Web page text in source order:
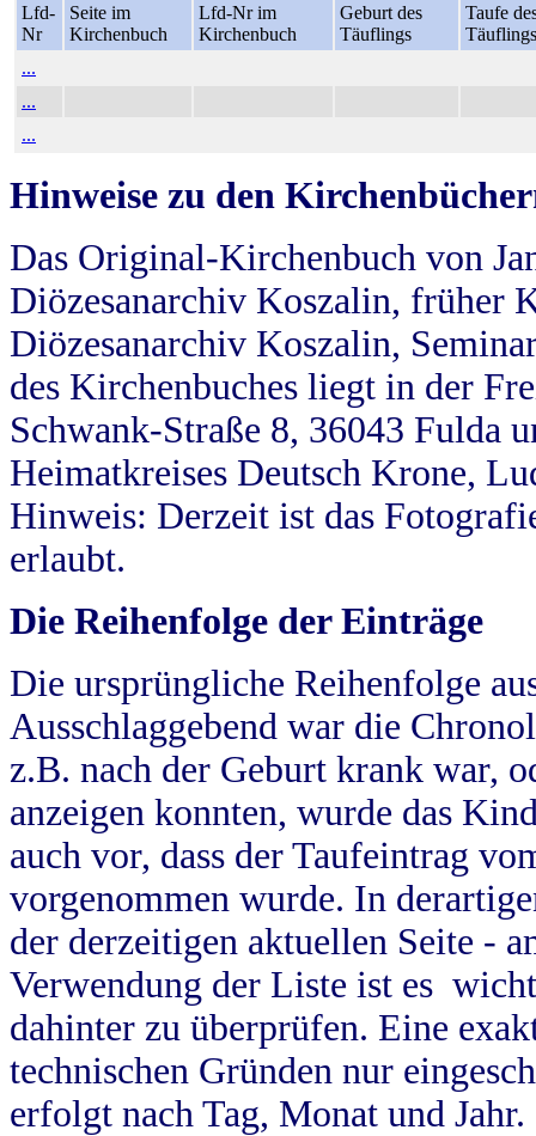
Lfd-
Nr
Seite im
Kirchenbuch
Lfd-Nr im
Kirchenbuch
Geburt des
Täuflings
Taufe
Täuflings
...
...
...
Hinweise zu den
Das Original-Kirchenbuch von
Diözesanarchiv Koszalin, früher
Diözesanarchiv Koszalin,
des Kirchenbuches liegt in der
Schwank-Straße 8, 36043 Fulda
Heimatkreises Deutsch Krone,
Hinweis: Derzeit ist das
erlaubt.
Die Reihenfolge der Einträge
Die ursprüngliche Reihenfolge
Ausschlaggebend war die
z.B. nach der Geburt krank war,
anzeigen konnten, wurde das
auch vor, dass der Taufeintrag
vorgenommen wurde. In
der derzeitigen aktuellen Seite -
Verwendung der Liste ist es
dahinter zu überprüfen. Eine
technischen Gründen nur
erfolgt nach Tag, Monat und Jahr.